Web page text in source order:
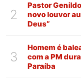
2
Pastor
novo louvor
Deus”
3
Homem é
com a PM
Paraíba